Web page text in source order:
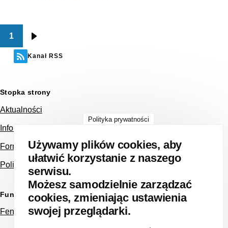
Stronicowanie
1
strona
Kanał RSS
Stopka strony
Aktualności
Informacja dla Pacjenta NFZ
Formularz kontaktowy
Polityka prywatności
Fundusze Europejskie
Feniks
Polityka prywatności
Używamy plików cookies, aby
ułatwić korzystanie z naszego
serwisu.
Możesz samodzielnie zarządzać
cookies, zmieniając ustawienia
swojej przeglądarki.